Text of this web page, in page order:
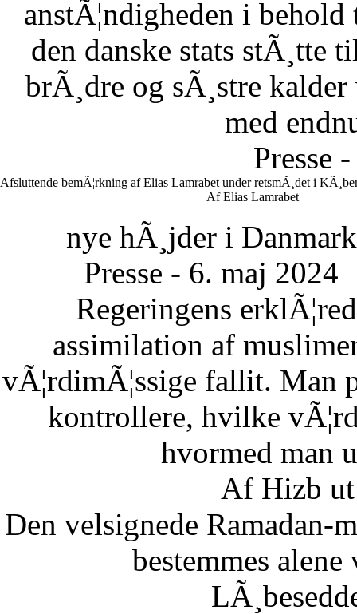
anstÃ¦ndigheden i
den danske stats stÃ¸tte
brÃ¸dre og sÃ¸stre
med
Presse
Afsluttende bemÃ¦rkning af Elias Lamrabet under retsmÃ¸det i
Af Elias Lamrabet
nye hÃ¸jder i Danmark
Presse - 6. maj 2024
Regeringens
assimilation af
vÃ¦rdimÃ¦ssige fallit. Man
kontrollere, hvilke
hvormed man
Af Hizb
Den velsignede Ramadan-
bestemmes